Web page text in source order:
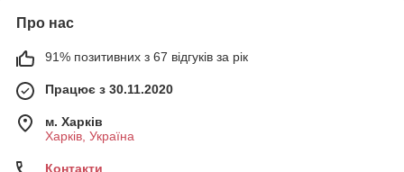
Про нас
91% позитивних з 67 відгуків за рік
Працює з 30.11.2020
м. Харків
Харків, Україна
Контакти